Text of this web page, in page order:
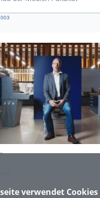
verwendet Cookies